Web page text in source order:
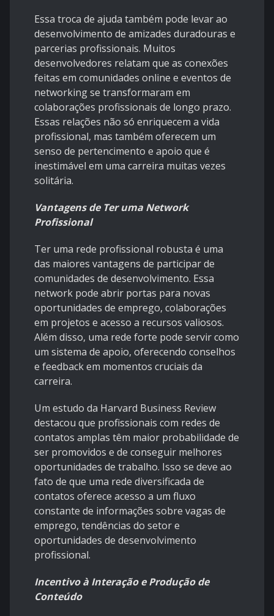
Essa troca de ajuda também pode levar ao
desenvolvimento de amizades duradouras e
parcerias profissionais. Muitos
desenvolvedores relatam que as conexões
feitas em comunidades online e eventos de
networking se transformaram em
colaborações profissionais de longo prazo.
Essas relações não só enriquecem a vida
profissional, mas também oferecem um
senso de pertencimento e apoio que é
inestimável em uma carreira muitas vezes
solitária.
Vantagens de Ter uma Network
Profissional
Ter uma rede profissional robusta é uma
das maiores vantagens de participar de
comunidades de desenvolvimento. Essa
network pode abrir portas para novas
oportunidades de emprego, colaborações
em projetos e acesso a recursos valiosos.
Além disso, uma rede forte pode servir como
um sistema de apoio, oferecendo conselhos
e feedback em momentos cruciais da
carreira.
Um estudo da Harvard Business Review
destacou que profissionais com redes de
contatos amplas têm maior probabilidade de
ser promovidos e de conseguir melhores
oportunidades de trabalho. Isso se deve ao
fato de que uma rede diversificada de
contatos oferece acesso a um fluxo
constante de informações sobre vagas de
emprego, tendências do setor e
oportunidades de desenvolvimento
profissional.
Incentivo à Interação e Produção de
Conteúdo